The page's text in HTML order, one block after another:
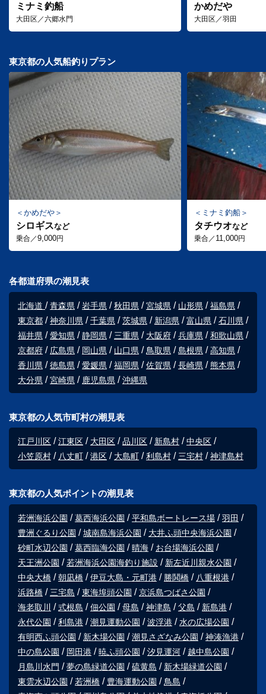
ミナミ釣船
大田区／六郷水門
かめだや
大田区／羽田
東京都の人気船釣りプラン
かめだや
シロギスなど
乗合／9,000円
ミナミ釣船
タチウオなど
乗合／ 11,000円
各都道府県の潮見表
北海道 青森県 岩手県 秋田県 宮城県 山形県
福島県
東京都
神奈川県 千葉県 茨城県 新潟県 富山県
石川県
福井県
愛知県 静岡県 三重県 大阪府 兵庫県
和歌山県
京都府
広島県 岡山県 山口県 鳥取県 島根県
高知県
香川県
徳島県 愛媛県 福岡県 佐賀県 長崎県
熊本県
大分県
宮崎県 鹿児島県 沖縄県
東京都の人気市町村の潮見表
江戸川区 江東区 大田区 品川区 新島村
中央区
小笠原村
八丈町 港区 大島町 利島村 三宅村 神津島村
東京都の人気ポイントの潮見表
若洲海浜公園 葛西海浜公園 平和島ボートレース場
羽田
豊洲ぐるり公園
城南島海浜公園
大井ふ頭中央海浜公園
砂町水辺公園
葛西臨海公園 晴海
お台場海浜公園
天王洲公園
若洲海浜公園海釣り施設
新左近川親水公園
中央大橋
朝凪橋 伊豆大島・元町港 勝鬨橋
八重根港
浜路橋
三宅島 東海埠頭公園
京浜島つばさ公園
海老取川
式根島 佃公園 母島 神津島 父島
新島港
永代公園
利島港 潮見運動公園 波浮港
水の広場公園
有明西ふ頭公園
新木場公園 潮見さざなみ公園
神湊漁港
中の島公園
岡田港 暁ふ頭公園 汐見運河
越中島公園
月島川水門
夢の島緑道公園 硫黄島
新木場緑道公園
東雲水辺公園
若洲橋 豊海運動公園
鳥島